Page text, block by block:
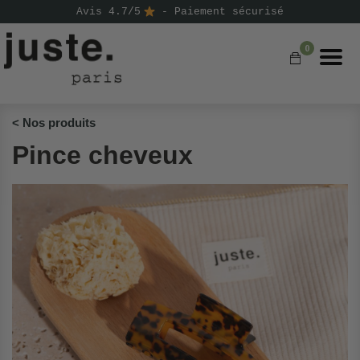
Avis 4.7/5 - Paiement sécurisé
0
< Nos produits
Pince cheveux
NOS PRODUITS
NOS GAMMES
NOS VALEURS
KIT
D'ESSAI